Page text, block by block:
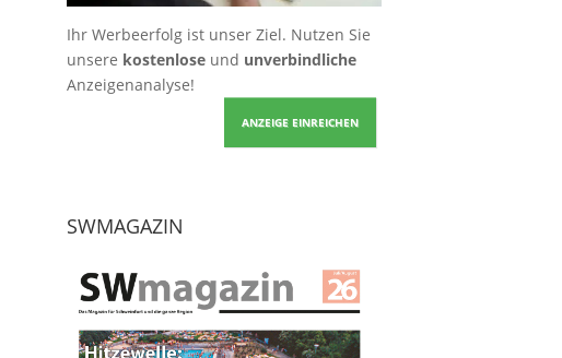
Ihr Werbeerfolg ist unser Ziel. Nutzen Sie
unsere kostenloseund unverbindliche
Anzeigenanalyse!
ANZEIGE EINREICHEN
SWMAGAZIN